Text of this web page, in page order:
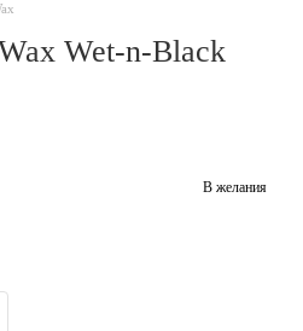
Wet-n-Black
В желания